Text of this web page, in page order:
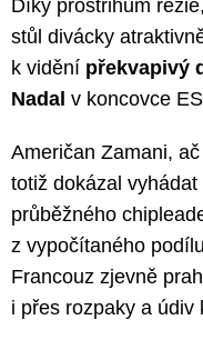
Díky prostřihům
stůl divácky
k vidění překvapivý
Nadal v koncovce
Američan Zamani,
totiž dokázal
průběžného
z vypočítaného
Francouz zjevně
i přes rozpaky a údiv